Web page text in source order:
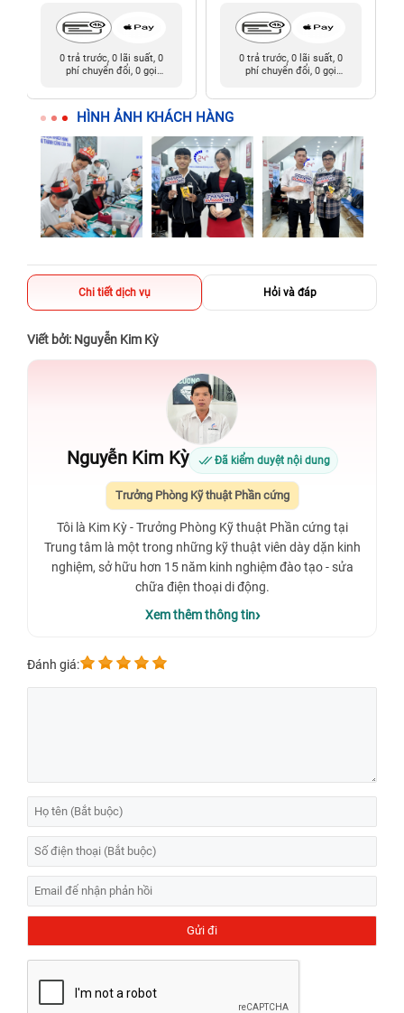
0 trả trước, 0 lãi suất, 0
phí chuyển đổi, 0 gọi
0 trả trước, 0 lãi suất, 0
phí chuyển đổi, 0 gọi
HÌNH ẢNH KHÁCH HÀNG
Chi tiết dịch vụ Hỏi và đáp
Viết bởi: Nguyễn Kim Kỳ
Nguyễn Kim Kỳ Đã kiểm duyệt nội dung
Trưởng Phòng Kỹ thuật Phần cứng
Tôi là Kim Kỳ - Trưởng Phòng Kỹ thuật Phần cứng tại
Trung tâm là một trong những kỹ thuật viên dày dặn kinh
nghiệm, sở hữu hơn 15 năm kinh nghiệm đào tạo - sửa
chữa điện thoại di động.
Xem thêm thông tin
Đánh giá: